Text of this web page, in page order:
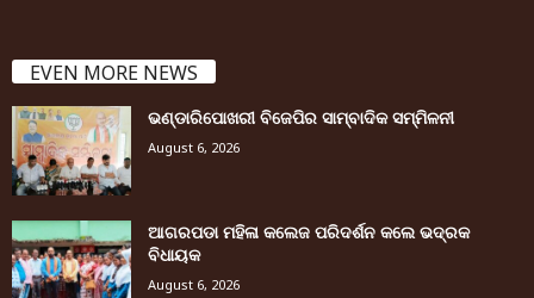
EVEN MORE NEWS
ଭଣ୍ଡାରିପୋଖରୀ ବିଜେପିର ସାମ୍ବାଦିକ ସମ୍ମିଳନୀ
August 6, 2026
ଆଗରପଡା ମହିଳା କଲେଜ ପରିଦର୍ଶନ କଲେ ଭଦ୍ରକ
ବିଧାୟକ
August 6, 2026